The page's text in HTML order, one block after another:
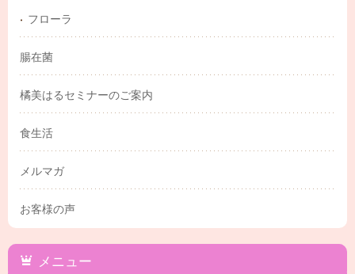
フローラ
腸在菌
橘美はるセミナーのご案内
食生活
メルマガ
お客様の声
メニュー